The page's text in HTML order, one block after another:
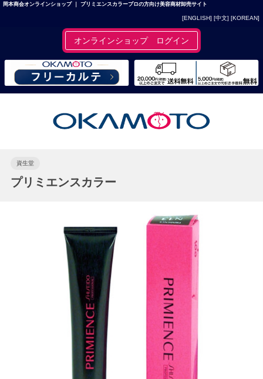
岡本商会オンラインショップ ｜ プリミエンスカラープロの方向け美容商材卸売サイト
[ENGLISH] [中文] [KOREAN]
オンラインショップ ログイン
資生堂
プリミエンスカラー